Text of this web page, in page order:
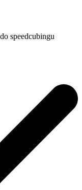
speedcubingu